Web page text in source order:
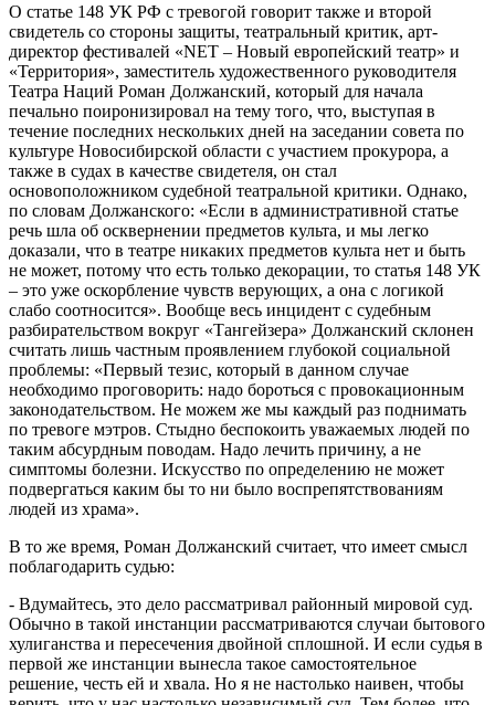
О статье 148 УК РФ с тревогой говорит также и второй
свидетель со стороны защиты, театральный критик, арт-
директор фестивалей «NET – Новый европейский театр» и
«Территория», заместитель художественного руководителя
Театра Наций Роман Должанский, который для начала
печально поиронизировал на тему того, что, выступая в
течение последних нескольких дней на заседании совета по
культуре Новосибирской области с участием прокурора, а
также в судах в качестве свидетеля, он стал
основоположником судебной театральной критики. Однако,
по словам Должанского: «Если в административной статье
речь шла об осквернении предметов культа, и мы легко
доказали, что в театре никаких предметов культа нет и быть
не может, потому что есть только декорации, то статья 148 УК
– это уже оскорбление чувств верующих, а она с логикой
слабо соотносится». Вообще весь инцидент с судебным
разбирательством вокруг «Тангейзера» Должанский склонен
считать лишь частным проявлением глубокой социальной
проблемы: «Первый тезис, который в данном случае
необходимо проговорить: надо бороться с провокационным
законодательством. Не можем же мы каждый раз поднимать
по тревоге мэтров. Стыдно беспокоить уважаемых людей по
таким абсурдным поводам. Надо лечить причину, а не
симптомы болезни. Искусство по определению не может
подвергаться каким бы то ни было воспрепятствованиям
людей из храма».
В то же время, Роман Должанский считает, что имеет смысл
поблагодарить судью:
- Вдумайтесь, это дело рассматривал районный мировой суд.
Обычно в такой инстанции рассматриваются случаи бытового
хулиганства и пересечения двойной сплошной. И если судья в
первой же инстанции вынесла такое самостоятельное
решение, честь ей и хвала. Но я не настолько наивен, чтобы